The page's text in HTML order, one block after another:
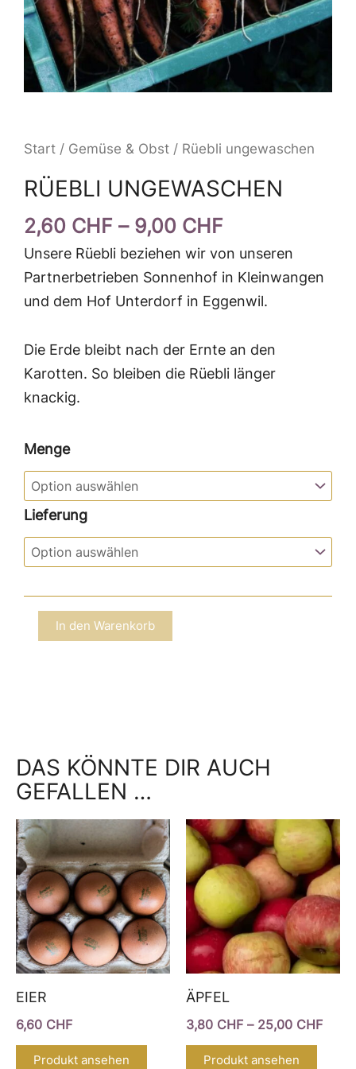
Start/ Gemüse & Obst/ Rüebli ungewaschen
RÜEBLI UNGEWASCHEN
2,60 CHF – 9,00 CHFPreisspanne:
2,60 CHF
bis
9,00 CHF
Unsere Rüebli beziehen wir von unseren
Partnerbetrieben Sonnenhof in Kleinwangen
und dem Hof Unterdorf in Eggenwil.
Die Erde bleibt nach der Ernte an den
Karotten. So bleiben die Rüebli länger
knackig.
Menge
Lieferung
Rüebli
ungewaschen
Menge
In den Warenkorb
DAS KÖNNTE DIR AUCH
GEFALLEN …
EIER
6,60 CHF
Produkt ansehen
Dieses
Produkt
weist
mehrere
Varianten
auf.
Die
Optionen
können
auf
ÄPFEL
3,80 CHF – 25,00 CHF
3,80
bis
Produkt ansehen
weist
auf.
Die
auf